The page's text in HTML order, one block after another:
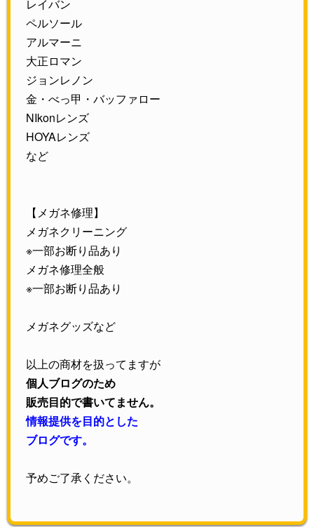
レイバン
ペルソール
アルマーニ
大正ロマン
ジョンレノン
金・べっ甲・バッファロー
NIkonレンズ
HOYAレンズ
など
【メガネ修理】
メガネクリーニング
※一部お断り品あり
メガネ修理全般
※一部お断り品あり
メガネグッズなど
以上の商材を扱ってますが
個人ブログのため
販売目的で書いてません。
情報提供を目的とした
ブログです。
予めご了承ください。